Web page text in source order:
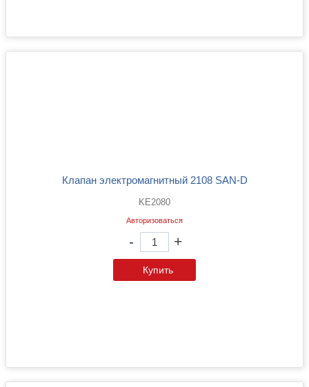
Клапан электромагнитный 2108 SAN-D
KE2080
Авторизоваться
- +
Купить